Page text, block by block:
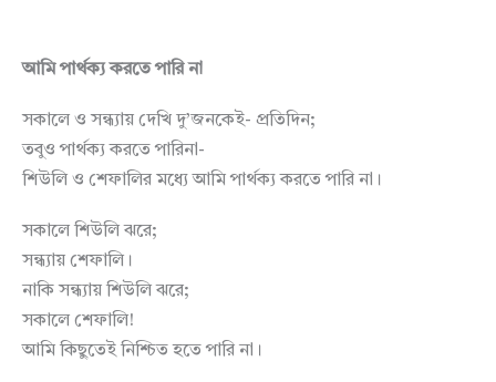
আমি পার্থক্য করতে পারি না
সকালে ও সন্ধ্যায় দেখি দু’জনকেই- প্রতিদিন;
তবুও পার্থক্য করতে পারিনা-
শিউলি ও শেফালির মধ্যে আমি পার্থক্য করতে পারি না।
সকালে শিউলি ঝরে;
সন্ধ্যায় শেফালি।
নাকি সন্ধ্যায় শিউলি ঝরে;
সকালে শেফালি!
আমি কিছুতেই নিশ্চিত হতে পারি না।